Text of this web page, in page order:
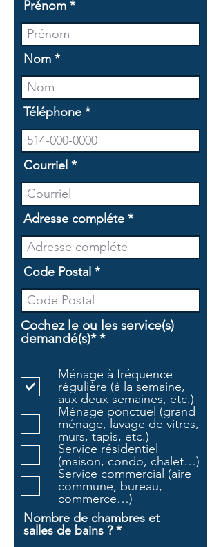
Prénom
Nom
Téléphone
Courriel
Adresse compléte
Code Postal
Cochez le ou les service(s)
demandé(s)* *O
g
a
t
o
i
r
e
Ménage à fréquence
régulière (à la semaine,
aux deux semaines, etc.)
Ménage ponctuel (grand
ménage, lavage de vitres,
murs, tapis, etc.)
Service résidentiel
(maison, condo, chalet…)
Service commercial (aire
commune, bureau,
commerce…)
Nombre de chambres et
salles de bains ?